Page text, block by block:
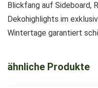
Blickfang auf Sideboard,
Dekohighlights im
Wintertage garantiert
ähnliche Produkte